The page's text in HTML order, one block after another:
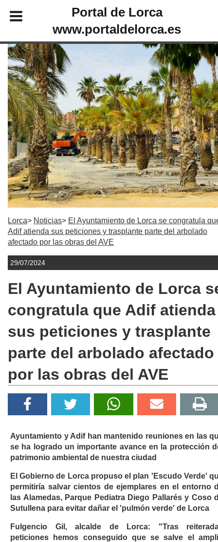
Portal de Lorca
www.portaldelorca.es
Lorca Noticias
El Ayuntamiento de Lorca se congratula
Adif atienda sus peticiones y trasplante parte del arbolado
afectado por las obras del AVE
29/07/2024
El Ayuntamiento de Lorca
congratula que Adif atienda
sus peticiones y trasplante
parte del arbolado afectado
por las obras del AVE
Ayuntamiento y Adif han mantenido reuniones en las
se ha logrado un importante avance en la protección
patrimonio ambiental de nuestra ciudad
El Gobierno de Lorca propuso el plan 'Escudo Verde'
permitiría salvar cientos de ejemplares en el entorno
las Alamedas, Parque Pediatra Diego Pallarés y Coso
Sutullena para evitar dañar el 'pulmón verde' de Lorca
Fulgencio Gil, alcalde de Lorca: "Tras
peticiones hemos conseguido que se salve el